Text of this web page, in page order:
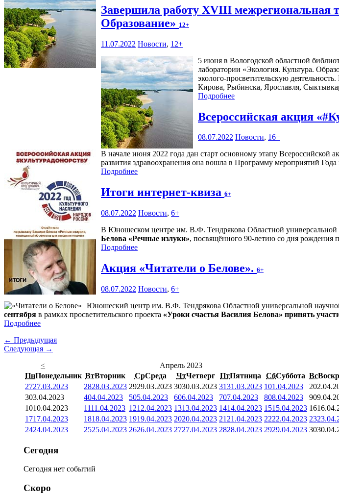
Завершила работу XVIII межрегиональная
Образование» 12+
11.07.2022 Новости, 12+
5 июня в Вологодской областной
лаборатории «Экология. Культура.
эколого-просветительскую
Кирова, Рыбинска, Ярославля,
Подробнее
Всероссийская акция
08.07.2022 Новости, 16+
В начале июня 2022 года дан старт основному этапу
развития здравоохранения она вошла в Программу мероприятий Года
Подробнее
Итоги интернет-квиза 6+
08.07.2022 Новости, 6+
В Юношеском центре им. В.Ф. Тендрякова Областной универсальной
Белова «Речные излуки», посвящённого 90-летию со дня рождения
Подробнее
Акция «Читатели о Белове». 6+
08.07.2022 Новости, 6+
Юношеский центр им. В.Ф. Тендрякова Областной универсальной
сентября в рамках просветительского проекта «Уроки счастья Василия Белова» принять
Подробнее
← Предыдущая
Следующая →
<
Апрель 2023
ПнПонедельник ВтВторник СрСреда ЧтЧетверг ПтПятница СбСуббота Вс
2727.03.2023 2828.03.2023 2929.03.2023 3030.03.2023 3131.03.2023 101.04.2023 2
303.04.2023 404.04.2023 505.04.2023 606.04.2023 707.04.2023 808.04.2023 9
1010.04.2023 1111.04.2023 1212.04.2023 1313.04.2023 1414.04.2023 1515.04.2023 16
1717.04.2023 1818.04.2023 1919.04.2023 2020.04.2023 21 21.04.2023 2222.04.2023 23
2424.04.2023 2525.04.2023 2626.04.2023 2727.04.2023 2828.04.2023 2929.04.2023 30
Сегодня
Сегодня нет событий
Скоро